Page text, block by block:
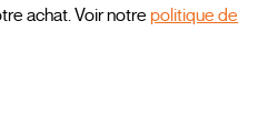
achat. Voir notrepolitique de